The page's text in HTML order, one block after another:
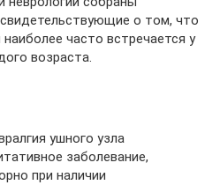
о том, что
наиболее часто встречается у
возраста.
ушного узла
заболевание,
при наличии